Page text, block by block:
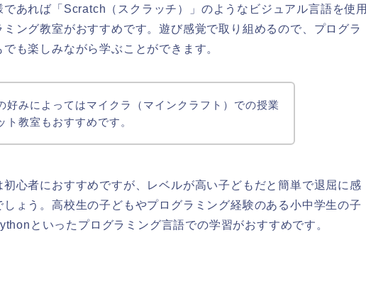
あれば「Scratch（スクラッチ）」のような ビジュアル言語を使用
ング教室がおすすめです。遊び感覚で取り組めるので、プログラ
も楽しみながら学ぶことができます。
好みによってはマイクラ（マインクラフト）での授業
ト教室もおすすめです。
心者におすすめですが、レベルが高い子どもだと簡単で退屈に感
しょう。高校生の子どもやプログラミング経験のある小中学生の子
といったプログラミング言語での学習がおすすめです。